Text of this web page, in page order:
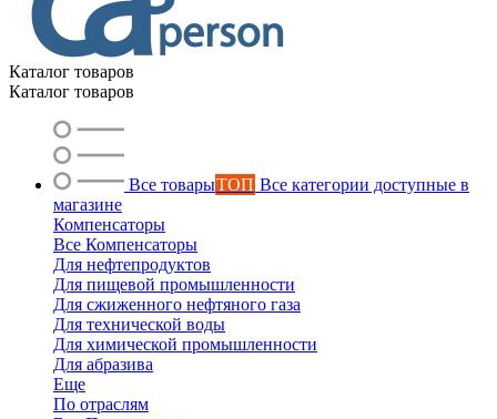
Каталог товаров
Каталог товаров
Все товарыТОП Все категории доступные в
магазине
Компенсаторы
Все Компенсаторы
Для нефтепродуктов
Для пищевой промышленности
Для сжиженного нефтяного газа
Для технической воды
Для химической промышленности
Для абразива
Еще
По отраслям